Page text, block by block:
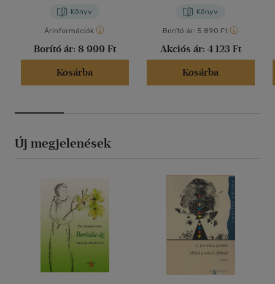
Könyv
Árinformációk
Borító ár: 8 999 Ft
Kosárba
Könyv
Borító ár: 5 890 Ft
Akciós ár: 4 123 Ft
Kosárba
Új megjelenések